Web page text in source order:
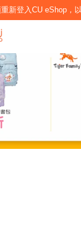
新登入CU eShop，